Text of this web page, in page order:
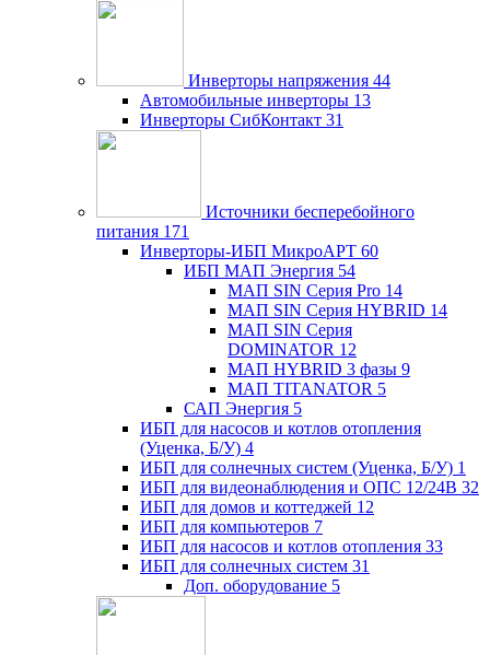
Инверторы напряжения 44
Автомобильные инверторы 13
Инверторы СибКонтакт 31
Источники бесперебойного
питания 171
Инверторы-ИБП МикроАРТ 60
ИБП МАП Энергия 54
МАП SIN Серия Pro 14
МАП SIN Серия HYBRID 14
МАП SIN Серия
DOMINATOR 12
МАП HYBRID 3 фазы 9
МАП TITANATOR 5
САП Энергия 5
ИБП для насосов и котлов отопления
(Уценка, Б/У) 4
ИБП для солнечных систем (Уценка, Б/У) 1
ИБП для видеонаблюдения и ОПС 12/24В 32
ИБП для домов и коттеджей 12
ИБП для компьютеров 7
ИБП для насосов и котлов отопления 33
ИБП для солнечных систем 31
Доп. оборудование 5